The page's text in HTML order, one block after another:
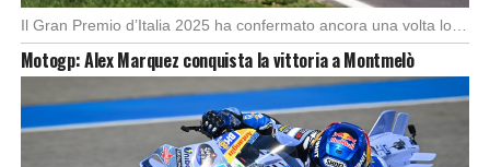
Motogp: Alex Marquez conquista la vittoria a Montmelò